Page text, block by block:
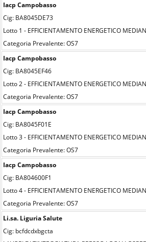
Iacp Campobasso
Cig: BA8045DE73
Lotto 1 - EFFICIENTAMENTO ENERGETICO
Categoria Prevalente: OS7
Iacp Campobasso
Cig: BA8045EF46
Lotto 2 - EFFICIENTAMENTO ENERGETICO
Categoria Prevalente: OS7
Iacp Campobasso
Cig: BA8045F01E
Lotto 3 - EFFICIENTAMENTO ENERGETICO
Categoria Prevalente: OS7
Iacp Campobasso
Cig: BA804600F1
Lotto 4 - EFFICIENTAMENTO ENERGETICO
Categoria Prevalente: OS7
Li.sa. Liguria Salute
Cig: bcfdcdxbgcta